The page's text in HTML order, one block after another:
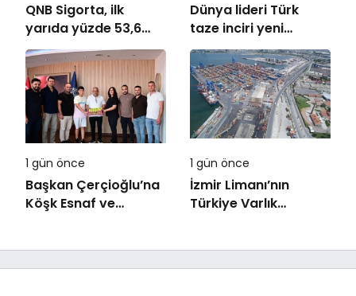
QNB Sigorta, ilk
yarıda yüzde 53,6
büyüyerek 10,66
milyar TL prim
üretimine ulaştı
Dünya lideri Türk
taze inciri yeni
sezona başladı
1 gün önce
Başkan Çerçioğlu’na
Köşk Esnaf ve
1 gün önce
İzmir Limanı’nın
Türkiye Varlık